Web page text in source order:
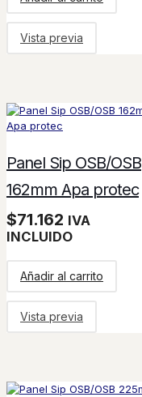
Vista previa
Panel Sip OSB/OSB
162mm Apa protec
$71.162 IVA
INCLUIDO
Añadir al carrito
Vista previa